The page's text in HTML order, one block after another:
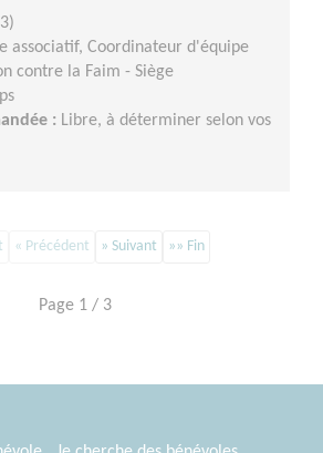
associatif, Coordinateur d'équipe
contre la Faim - Siège
: Libre, à déterminer selon vos
« Précédent » Suivant »» Fin
Page 1 / 3